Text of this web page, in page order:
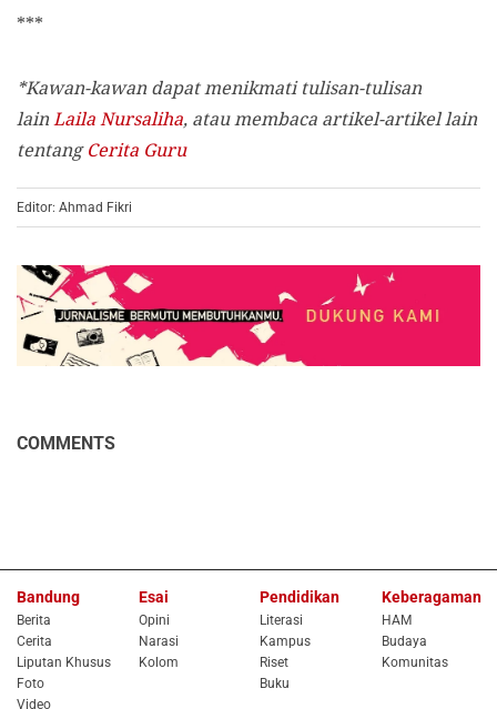
***
*Kawan-kawan dapat menikmati tulisan-tulisan
lainLaila Nursaliha, atau membaca artikel-artikel lain
tentangCerita Guru
Editor: Ahmad Fikri
COMMENTS
Bandung
Berita
Cerita
Liputan Khusus
Foto
Video
Esai
Opini
Narasi
Kolom
Pendidikan
Literasi
Kampus
Riset
Buku
Keberagaman
HAM
Budaya
Komunitas